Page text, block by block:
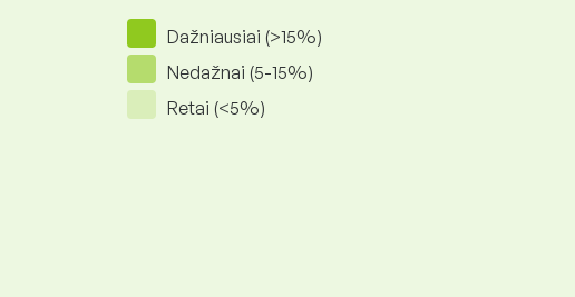
Dažniausiai (>15%)
Nedažnai (5-15%)
Retai (<5%)